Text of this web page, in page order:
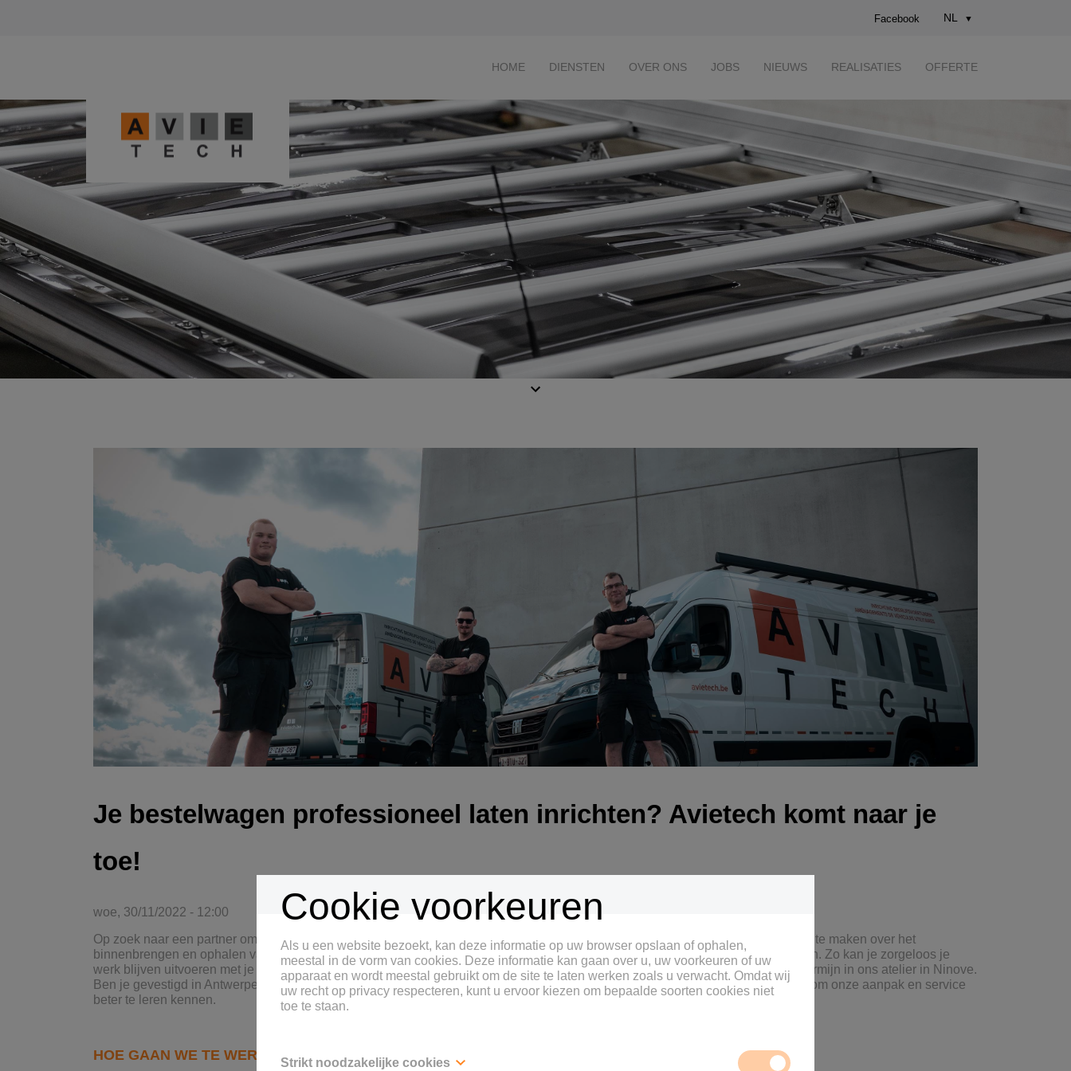
Facebook NL
HOME DIENSTEN OVER ONS JOBS NIEUWS REALISATIES OFFERTE
Je bestelwagen professioneel laten inrichten? Avietech komt naar je
toe!
woe, 30/11/2022 - 12:00
Op zoek naar een partner om je bestelwagen(s) professioneel in te richten? Avietech is actief in heel België. Je hoeft je niet druk te maken over het
binnenbrengen en ophalen van jouw bestelwagen. Wij komen bij jou ter plaatse om je bestelwagen veilig en efficiënt uit te rusten. Zo kan je zorgeloos je
werk blijven uitvoeren met je favoriet bedrijfsvoertuig. Breng je je bestelwagen liever binnen? Dan monteren we deze op korte termijn in ons atelier in Ninove.
Ben je gevestigd in Antwerpen, Limburg, Vlaams-Brabant, Oost- of West-Vlaanderen? Op Avietech kan je rekenen! Lees verder om onze aanpak en service
beter te leren kennen.
HOE GAAN WE TE WERK?
Cookie voorkeuren
Als u een website bezoekt, kan deze informatie op uw browser opslaan of ophalen,
meestal in de vorm van cookies. Deze informatie kan gaan over u, uw voorkeuren of uw
apparaat en wordt meestal gebruikt om de site te laten werken zoals u verwacht. Omdat wij
uw recht op privacy respecteren, kunt u ervoor kiezen om bepaalde soorten cookies niet
toe te staan.
Strikt noodzakelijke cookies